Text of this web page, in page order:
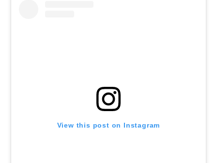
View this post on Instagram